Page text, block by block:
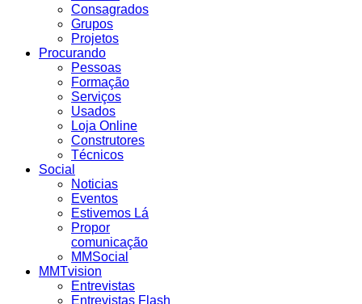
Consagrados
Grupos
Projetos
Procurando
Pessoas
Formação
Serviços
Usados
Loja Online
Construtores
Técnicos
Social
Noticias
Eventos
Estivemos Lá
Propor
comunicação
MMSocial
MMTvision
Entrevistas
Entrevistas Flash